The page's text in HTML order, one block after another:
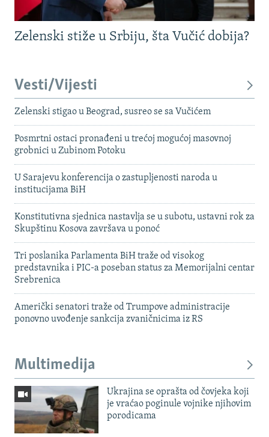
Zelenski stiže u Srbiju, šta Vučić dobija?
Vesti/Vijesti
Zelenski stigao u Beograd, susreo se sa Vučićem
Posmrtni ostaci pronađeni u trećoj mogućoj masovnoj
grobnici u Zubinom Potoku
U Sarajevu konferencija o zastupljenosti naroda u
institucijama BiH
Konstitutivna sjednica nastavlja se u subotu, ustavni rok za
Skupštinu Kosova završava u ponoć
Tri poslanika Parlamenta BiH traže od visokog
predstavnika i PIC-a poseban status za Memorijalni centar
Srebrenica
Američki senatori traže od Trumpove administracije
ponovno uvođenje sankcija zvaničnicima iz RS
Multimedija
Ukrajina se oprašta od čovjeka koji
je vraćao poginule vojnike njihovim
porodicama